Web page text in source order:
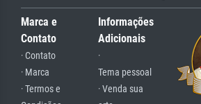
Marca e
Contato
· Contato
· Marca
· Termos e
Informações
Adicionais
·
Tema pessoal
· Venda sua